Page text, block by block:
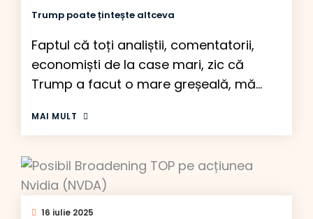
Adică, pe de o parte, economia […]
Trump poate țintește altceva
Faptul că toți analiștii, comentatorii,
economiști de la case mari, zic că
Trump a facut o mare greșeală, mă
deștepți oameni din toate domeniile, în
finanțe. Sigur i-ar fi zis toți că face o
greșeală. La inaugurarea lui erau mai
toți marii din […]
MAI MULT
16 iulie 2025